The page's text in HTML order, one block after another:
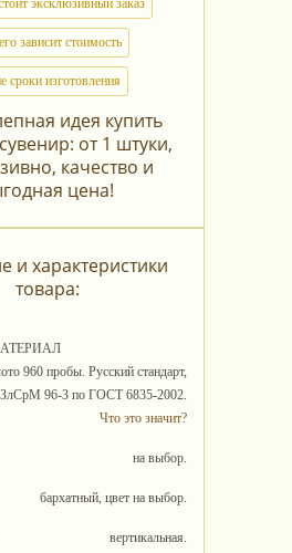
эксклюзивный заказ
зависит стоимость
сроки изготовления
идея купить
от 1 штуки,
качество и
цена!
и характеристики
товара:
960 пробы. Русский стандарт,
ЗлСрМ 96-3 по ГОСТ 6835-2002.
Что это значит?
на выбор.
бархатный, цвет на выбор.
вертикальная.